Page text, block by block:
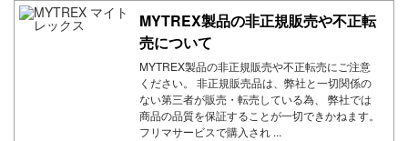
MYTREX製品の非正規販売や不正転
売について
MYTREX製品の非正規販売や不正転売にご注意
ください。 非正規販売品は、弊社と一切関係の
ない第三者が販売・転売している為、 弊社では
商品の品質を保証することが一切できかねます。
フリマサービスで購入され ...